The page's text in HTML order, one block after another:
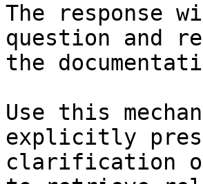
The response
question and
the
Use this
explicitly
clarification